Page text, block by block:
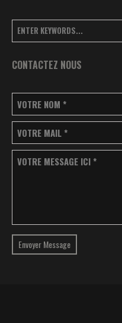
CONTACTEZ NOUS
VOTRE NOM *
VOTRE MAIL *
VOTRE MESSAGE ICI *
Envoyer Message